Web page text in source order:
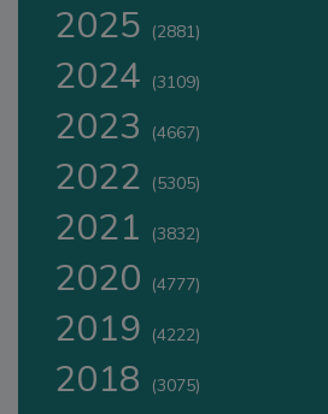
2025 (2881)
2024 (3109)
2023 (4667)
2022 (5305)
2021 (3832)
2020 (4777)
2019 (4222)
2018 (3075)